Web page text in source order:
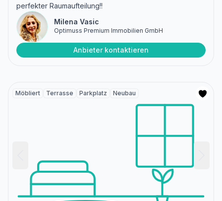
perfekter Raumaufteilung!!
Milena Vasic
Optimuss Premium Immobilien GmbH
Anbieter kontaktieren
Möbliert Terrasse Parkplatz Neubau